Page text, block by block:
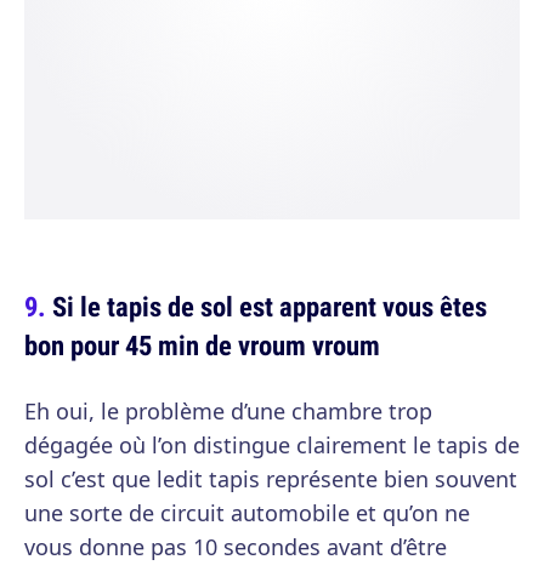
Si le tapis de sol est apparent vous êtes
bon pour 45 min de vroum vroum
Eh oui, le problème d’une chambre trop
dégagée où l’on distingue clairement le tapis de
sol c’est que ledit tapis représente bien souvent
une sorte de circuit automobile et qu’on ne
vous donne pas 10 secondes avant d’être